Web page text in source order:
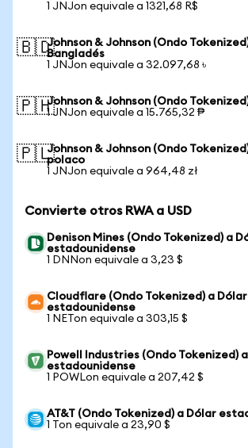
1 JNJon equivale a 1321,68 R$
🇧🇩Johnson & Johnson (Ondo
Bangladés
1 JNJon equivale a 32.097,68 ৳
🇵🇭Johnson & Johnson (Ondo
1 JNJon equivale a 15.765,32 ₱
🇵🇱Johnson & Johnson (Ondo
polaco
1 JNJon equivale a 964,48 zł
Convierte otros RWA a USD
Denison Mines (Ondo Tokenized) a
estadounidense
1 DNNon equivale a 3,23 $
Cloudflare (Ondo Tokenized) a Dólar
estadounidense
1 NETon equivale a 303,15 $
Powell Industries (Ondo Tokenized)
estadounidense
1 POWLon equivale a 207,42 $
AT&T (Ondo Tokenized) a Dólar
1 Ton equivale a 23,90 $